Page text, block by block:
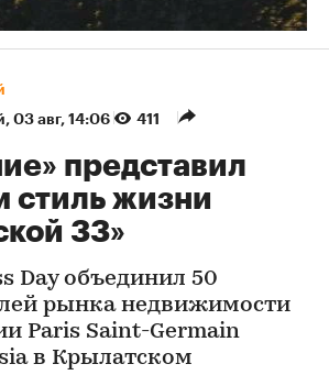
⁠, 03 авг, 14:06 411
представил
стиль жизни
33»
Day объединил 50
рынка недвижимости
Paris Saint-Germain
в Крылатском